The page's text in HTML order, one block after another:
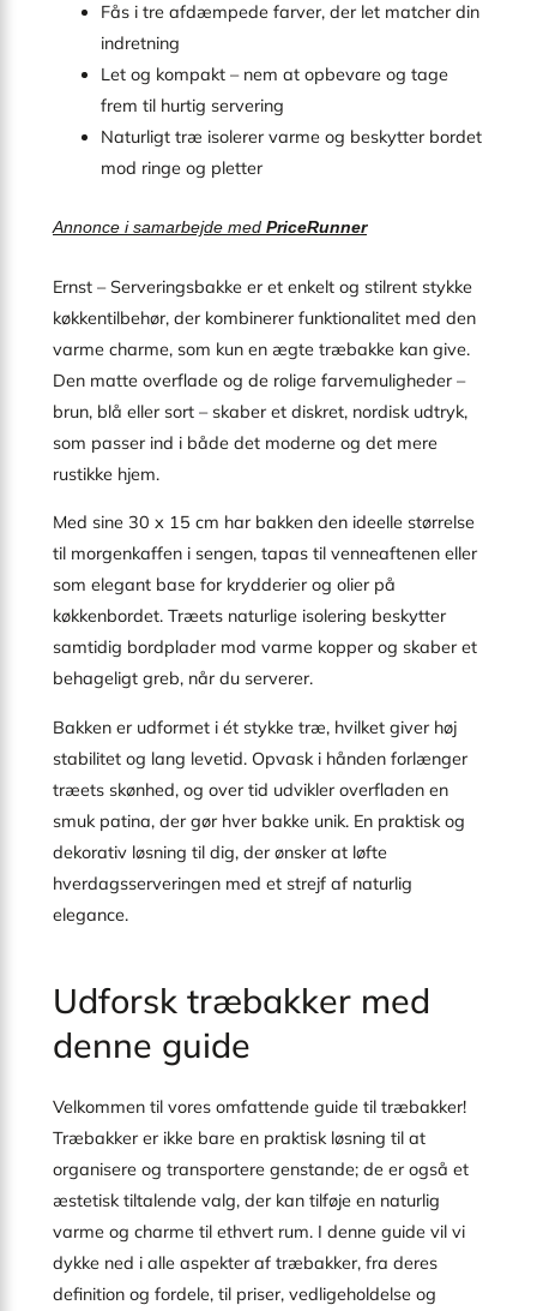
Fås i tre afdæmpede farver, der let matcher din
indretning
Let og kompakt – nem at opbevare og tage
frem til hurtig servering
Naturligt træ isolerer varme og beskytter bordet
mod ringe og pletter
Annonce i samarbejde med PriceRunner
Ernst – Serveringsbakke er et enkelt og stilrent stykke
køkkentilbehør, der kombinerer funktionalitet med den
varme charme, som kun en ægte træbakke kan give.
Den matte overflade og de rolige farvemuligheder –
brun, blå eller sort – skaber et diskret, nordisk udtryk,
som passer ind i både det moderne og det mere
rustikke hjem.
Med sine 30 x 15 cm har bakken den ideelle størrelse
til morgenkaffen i sengen, tapas til venneaftenen eller
som elegant base for krydderier og olier på
køkkenbordet. Træets naturlige isolering beskytter
samtidig bordplader mod varme kopper og skaber et
behageligt greb, når du serverer.
Bakken er udformet i ét stykke træ, hvilket giver høj
stabilitet og lang levetid. Opvask i hånden forlænger
træets skønhed, og over tid udvikler overfladen en
smuk patina, der gør hver bakke unik. En praktisk og
dekorativ løsning til dig, der ønsker at løfte
hverdagsserveringen med et strejf af naturlig
elegance.
Udforsk træbakker med
denne guide
Velkommen til vores omfattende guide til træbakker!
Træbakker er ikke bare en praktisk løsning til at
organisere og transportere genstande; de er også et
æstetisk tiltalende valg, der kan tilføje en naturlig
varme og charme til ethvert rum. I denne guide vil vi
dykke ned i alle aspekter af træbakker, fra deres
definition og fordele, til priser, vedligeholdelse og